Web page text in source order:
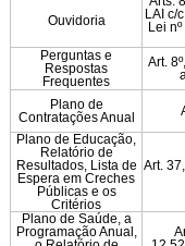
Ouvidoria
LAI c/
Lei
Perguntas e
Respostas
Frequentes
Art.
Plano de
Contratações Anual
Plano de Educação,
Relatório de
Resultados, Lista de
Espera em Creches
Públicas e os
Critérios
Art.
Plano de Saúde, a
Programação Anual,